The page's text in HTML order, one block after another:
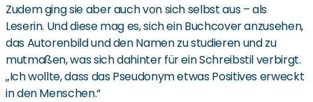
Zudem ging sie aber auch von sich selbst aus – als
Leserin. Und diese mag es, sich ein Buchcover anzusehen,
das Autorenbild und den Namen zu studieren und zu
mutmaßen, was sich dahinter für ein Schreibstil verbirgt.
„Ich wollte, dass das Pseudonym etwas Positives erweckt
in den Menschen.“